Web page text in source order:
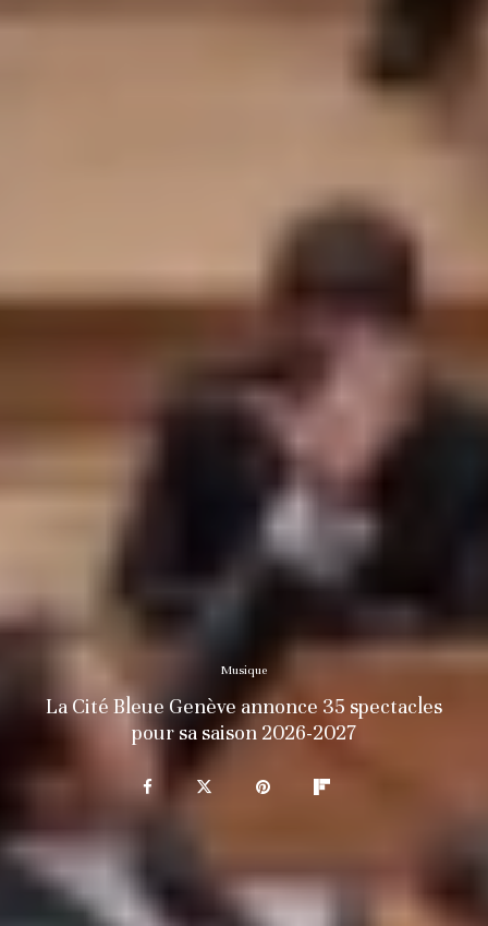
Musique
La Cité Bleue Genève annonce 35 spectacles
pour sa saison 2026-2027